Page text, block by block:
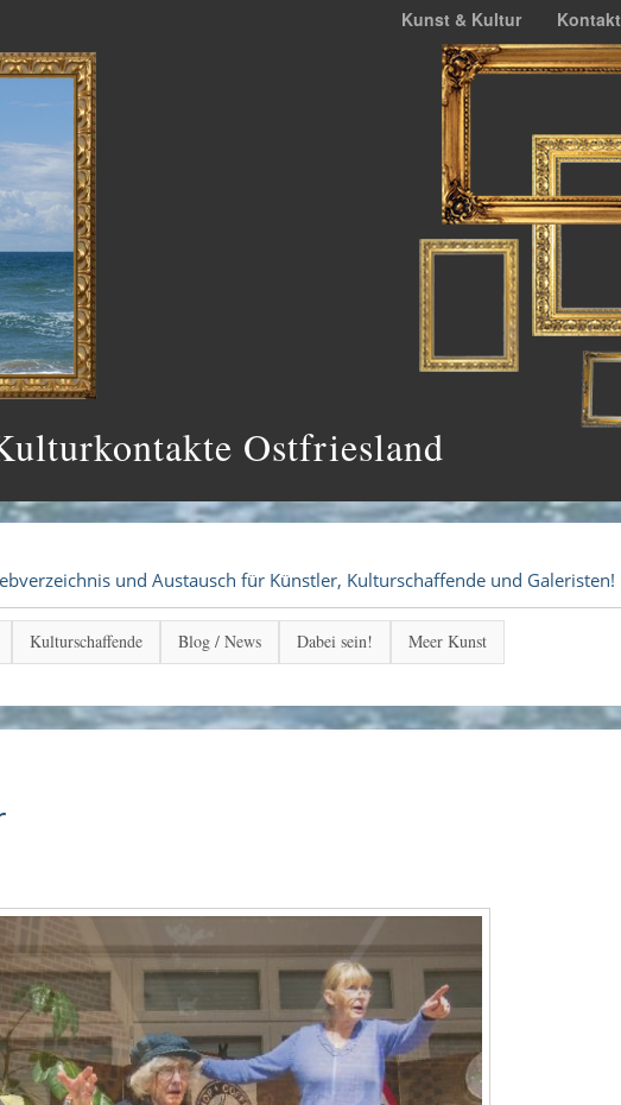
Ostfriesland
Kunst & Kultur Kontakt
und Austausch für Künstler, Kulturschaffende und Galeristen!
Kulturschaffende Blog / News Dabei sein! Meer Kunst